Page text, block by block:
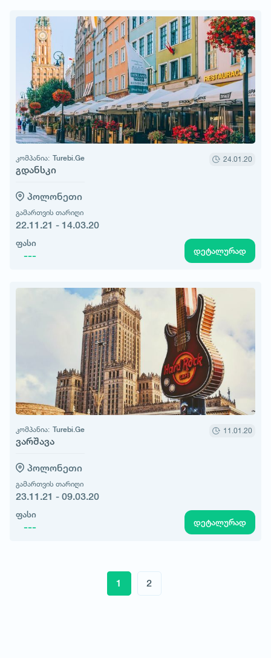
კომპანია: Turebi.Ge
გდანსკი
24.01.20
პოლონეთი
გამართვის თარიღი
22.11.21 - 14.03.20
ფასი
--- დეტალურად
კომპანია: Turebi.Ge
ვარშავა
11.01.20
პოლონეთი
გამართვის თარიღი
23.11.21 - 09.03.20
ფასი
--- დეტალურად
1 2